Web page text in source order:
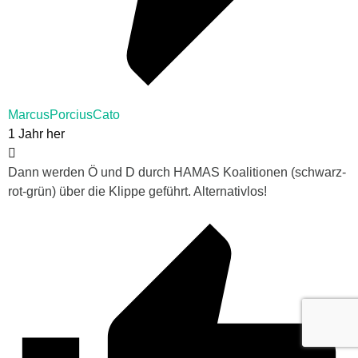
MarcusPorciusCato
1 Jahr her
Dann werden Ö und D durch HAMAS Koalitionen (schwarz-
rot-grün) über die Klippe geführt. Alternativlos!